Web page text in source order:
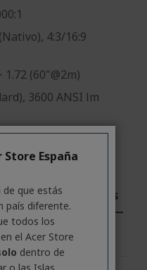
4:3/16:9
(60"@2m)
3600 ANSI lm
nuestras ofertas
CUENTA DE EMPRESA
España
que estás
país diferente.
todos los
el Acer Store
dentro de